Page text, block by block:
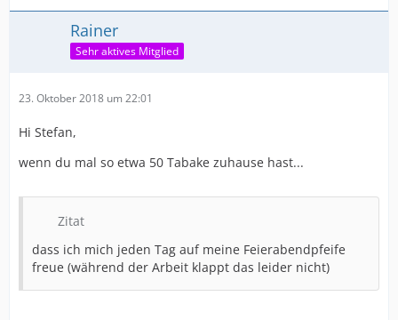
Rainer
Sehr aktives Mitglied
23. Oktober 2018 um 22:01
Hi Stefan,
wenn du mal so etwa 50 Tabake zuhause hast...
Zitat
dass ich mich jeden Tag auf meine Feierabendpfeife
freue (während der Arbeit klappt das leider nicht)